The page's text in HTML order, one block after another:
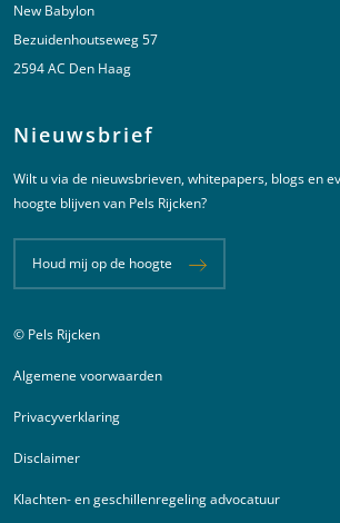
New Babylon
Bezuidenhoutseweg 57
2594 AC Den Haag
Nieuwsbrief
Wilt u via de nieuwsbrieven, whitepapers, blogs en
hoogte blijven van Pels Rijcken?
Houd mij op de hoogte
Juridische informatie
© Pels Rijcken
Algemene voorwaarden
Privacyverklaring
Disclaimer
Klachten- en geschillenregeling advocatuur